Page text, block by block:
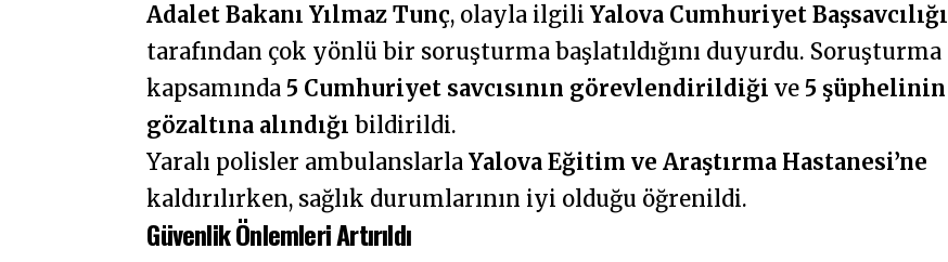
Adalet Bakanı Yılmaz Tunç, olayla ilgiliYalova Cumhuriyet Başsavcılığı
tarafından çok yönlü bir soruşturma başlatıldığını duyurdu. Soruşturma
kapsamında 5 Cumhuriyet savcısının görevlendirildiği ve 5 şüphelinin
gözaltına alındığı bildirildi.
Yaralı polisler ambulanslarlaYalova Eğitim ve Araştırma Hastanesi’ne
kaldırılırken, sağlık durumlarının iyi olduğu öğrenildi.
Güvenlik Önlemleri Artırıldı